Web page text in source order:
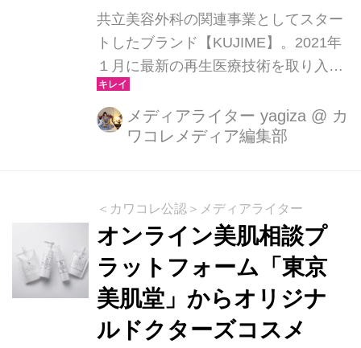
共立美容外科の関連事業としてスター
トしたブランド【KUJIME】。2021年
１月に最新の再生医療技術を取り入れ
誕生した美容クリーム 「FUSICA
CREAM」。採用したのは、話題の“ヒ
ト幹細胞”の中でも希少な 不死化ヒト
とともに増える肌悩みにアプローチす
る“次世代クリーム”として注目されて
メディアライター yagiza @ カ
ワコレメディア編集部
＜カワコレ公認＞メディアライター
オンライン美肌相談プ
ラットフォーム「東京
美肌堂」からオリジナ
ルドクターズコスメ